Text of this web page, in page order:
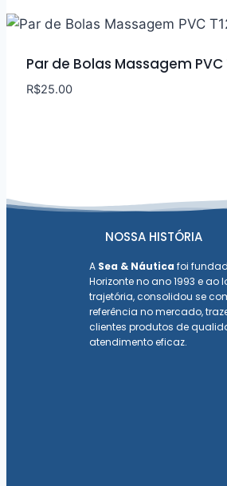
Par de Bolas Massagem
R$25.00
NOSSA HISTÓRIA
A Sea & Náutica foi
Horizonte no ano 1993 e ao
trajetória, consolidou se
referência no mercado,
clientes produtos de
atendimento eficaz.